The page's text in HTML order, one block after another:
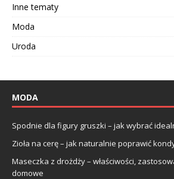
Inne tematy
Moda
Uroda
MODA
Spodnie dla figury gruszki – jak wybrać
Zioła na cerę – jak naturalnie poprawić
Maseczka z drożdży – właściwości,
domowe